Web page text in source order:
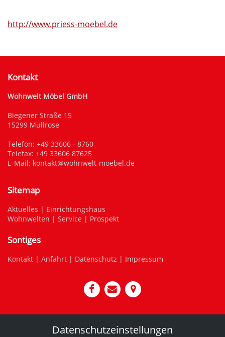
http://www.priess-moebel.de
Kontakt
Wohnwelt Möbel GmbH
Biegener Straße 15
15299 Müllrose
Telefon: +49 33606 - 8760
Telefax: +49 33606 87625
E-Mail: kontakt@wohnwelt-moebel.de
Sitemap
Aktuelles | Einrichtungshaus
Wohnwelten | Service | Prospekt
Sontiges
Kontakt | Anfahrt | Datenschutz | Impressum
Datenschutzeinstellungen